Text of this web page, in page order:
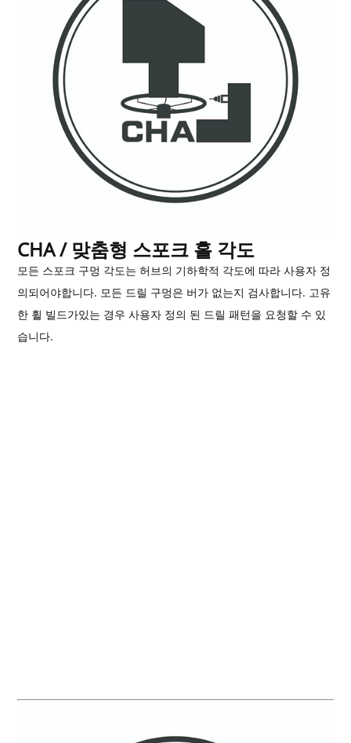
CHA / 맞춤형 스포크 홀 각도
모든 스포크 구멍 각도는 허브의 기하학적 각도에 따라 사용자 정
의되어야합니다. 모든 드릴 구멍은 ​​버가 없는지 검사합니다. 고유
한 휠 빌드가있는 경우 사용자 정의 된 드릴 패턴을 요청할 수 있
습니다.